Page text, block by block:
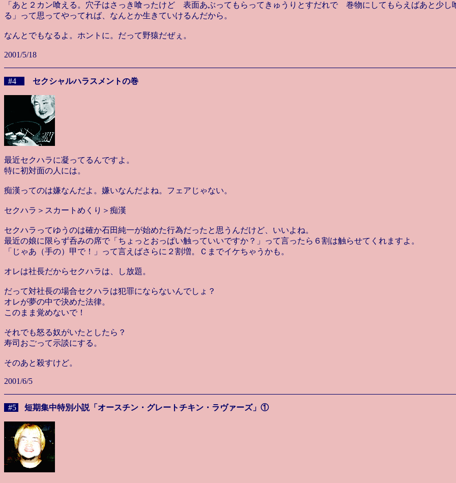
「あと２カン喰える。穴子はさっき喰ったけど 表面あぶってもらってきゅうりとすだれで 巻物にしてもらえばあと少し
る」って思ってやってれば、なんとか生きていけるんだから。
なんとでもなるよ。ホントに。だって野猿だぜぇ。
2001/5/18
#4 セクシャルハラスメントの巻
最近セクハラに凝ってるんですよ。
特に初対面の人には。
痴漢ってのは嫌なんだよ。嫌いなんだよね。フェアじゃない。
セクハラ＞スカートめくり＞痴漢
セクハラってゆうのは確か石田純一が始めた行為だったと思うんだけど、いいよね。
最近の娘に限らず呑みの席で「ちょっとおっぱい触っていいですか？」って言ったら６割は触らせてくれますよ。
「じゃあ（手の）甲で！」って言えばさらに２割増。Ｃまでイケちゃうかも。
オレは社長だからセクハラは、し放題。
だって対社長の場合セクハラは犯罪にならないんでしょ？
オレが夢の中で決めた法律。
このまま覚めないで！
それでも怒る奴がいたとしたら？
寿司おごって示談にする。
そのあと殺すけど。
2001/6/5
#5 短期集中特別小説「オースチン・グレートチキン・ラヴァーズ」①